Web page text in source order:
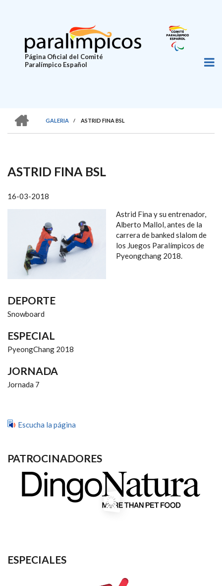
principal
Página Oficial del Comité
Paralímpico Español
SOBRESCRIBIR
DE
AYUDA
A
LA
NAVEGACIÓN
GALERIA
/ ASTRID FINA BSL
ASTRID FINA BSL
16-03-2018
Astrid Fina y su entrenador,
Alberto Mallol, antes de la
carrera de banked slalom de
los Juegos Paralímpicos de
Pyeongchang 2018.
DEPORTE
Snowboard
ESPECIAL
PyeongChang 2018
JORNADA
Jornada 7
Escucha la página
PATROCINADORES
ESPECIALES